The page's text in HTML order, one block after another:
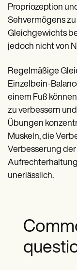
Propriozeption
Sehvermögens
Gleichgewichts
jedoch nicht von
Regelmäßige
Einzelbein-
einem Fuß
zu verbessern
Übungen
Muskeln, die
Verbesserung
unerlässlich.